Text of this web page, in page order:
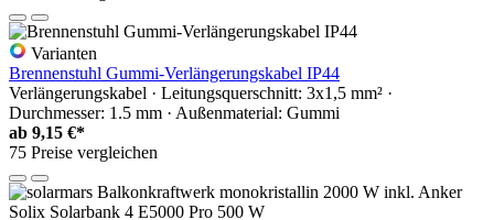
Varianten
Brennenstuhl Gummi-Verlängerungskabel IP44
Verlängerungskabel · Leitungsquerschnitt: 3x1,5 mm² ·
Durchmesser: 1.5 mm · Außenmaterial: Gummi
ab 9,15 €*
75 Preise vergleichen